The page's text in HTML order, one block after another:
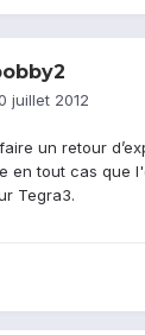
juillet 2012
un retour
en tout cas que
Tegra3.